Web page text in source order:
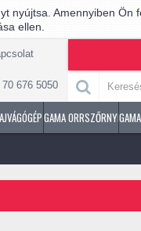
nyújtsa. Amennyiben Ön
ellen.
70 676 5050
GAMA ORRSZŐRNYÍRÓ